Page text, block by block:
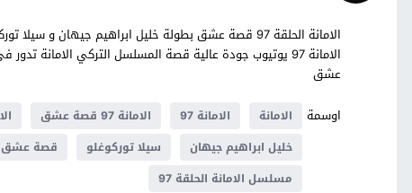
عشق
اوسمة
الامانة الامانة 97 الامانة 97 قصة عشق
خليل ابراهيم جيهان
سيلا توركوغلو قصة عشق
مسلسل الامانة الحلقة 97